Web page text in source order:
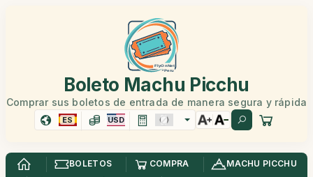
Boleto Machu Picchu
Comprar sus boletos de entrada de manera segura y rápida
ES USD
BOLETOS COMPRA
MACHU PICCHU